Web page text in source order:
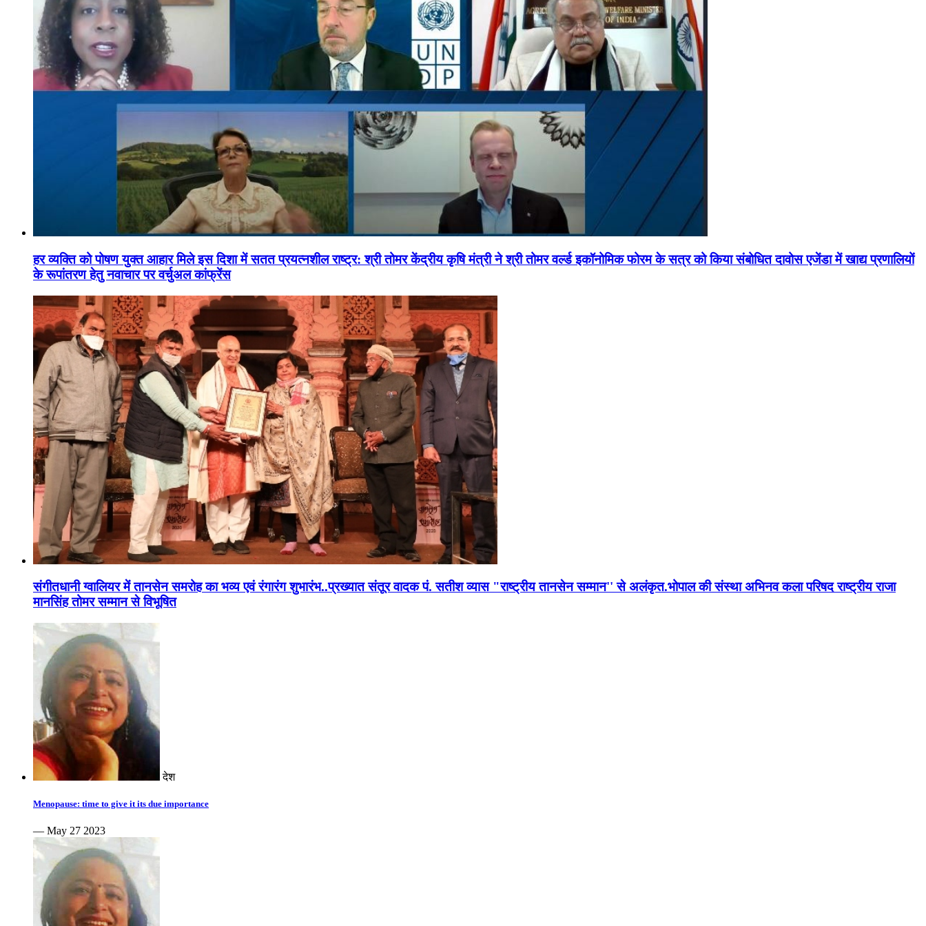
हर व्यक्ति को पोषण युक्त आहार मिले इस दिशा में सतत प्रयत्नशील राष्ट्र: श्री तोमर केंद्रीय कृषि मंत्री ने श्री तोमर वर्ल्ड इकॉनोमिक फोरम के सत्र को किया संबोधित दावोस एजेंडा में खाद्य प्रणालियों
के रूपांतरण हेतु नवाचार पर वर्चुअल कांफ्रेंस
संगीतधानी ग्वालियर में तानसेन समरोह का भव्य एवं रंगारंग शुभारंभ..प्रख्यात संतूर वादक पं. सतीश व्यास "राष्ट्रीय तानसेन सम्मान'' से अलंकृत.भोपाल की संस्था अभिनव कला परिषद राष्ट्रीय राजा
मानसिंह तोमर सम्मान से विभूषित
देश
Menopause: time to give it its due importance
— May 27 2023